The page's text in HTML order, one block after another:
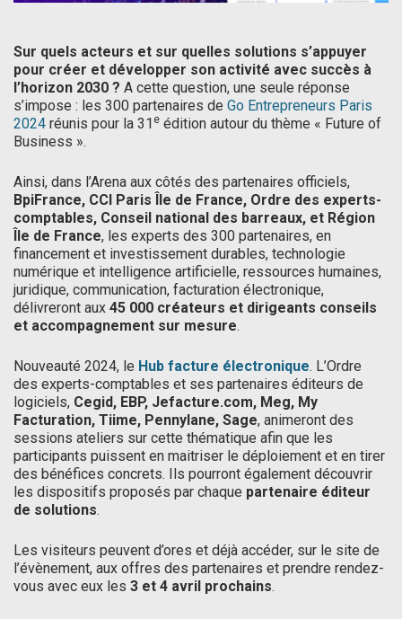
Sur quels acteurs et sur quelles solutions s’appuyer
pour créer et développer son activité avec succès à
l’horizon 2030 ? A cette question, une seule réponse
s’impose : les 300 partenaires de Go Entrepreneurs Paris
2024 réunis pour la 31 e édition autour du thème « Future of
Business ».
Ainsi, dans l’Arena aux côtés des partenaires officiels,
BpiFrance, CCI Paris Île de France, Ordre des experts-
comptables, Conseil national des barreaux, et Région
Île de France, les experts des 300 partenaires, en
financement et investissement durables, technologie
numérique et intelligence artificielle, ressources humaines,
juridique, communication, facturation électronique,
délivreront aux 45 000 créateurs et dirigeants conseils
et accompagnement sur mesure.
Nouveauté 2024, le Hub facture électronique. L’Ordre
des experts-comptables et ses partenaires éditeurs de
logiciels, Cegid, EBP, Jefacture.com, Meg, My
Facturation, Tiime, Pennylane, Sage, animeront des
sessions ateliers sur cette thématique afin que les
participants puissent en maitriser le déploiement et en tirer
des bénéfices concrets. Ils pourront également découvrir
les dispositifs proposés par chaque partenaire éditeur
de solutions.
Les visiteurs peuvent d’ores et déjà accéder, sur le site de
l’évènement, aux offres des partenaires et prendre rendez-
vous avec eux les 3 et 4 avril prochains.